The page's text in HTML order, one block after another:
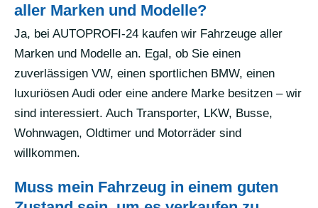
aller Marken und Modelle?
Ja, bei AUTOPROFI-24 kaufen wir Fahrzeuge aller
Marken und Modelle an. Egal, ob Sie einen
zuverlässigen VW, einen sportlichen BMW, einen
luxuriösen Audi oder eine andere Marke besitzen – wir
sind interessiert. Auch Transporter, LKW, Busse,
Wohnwagen, Oldtimer und Motorräder sind
willkommen.
Muss mein Fahrzeug in einem guten